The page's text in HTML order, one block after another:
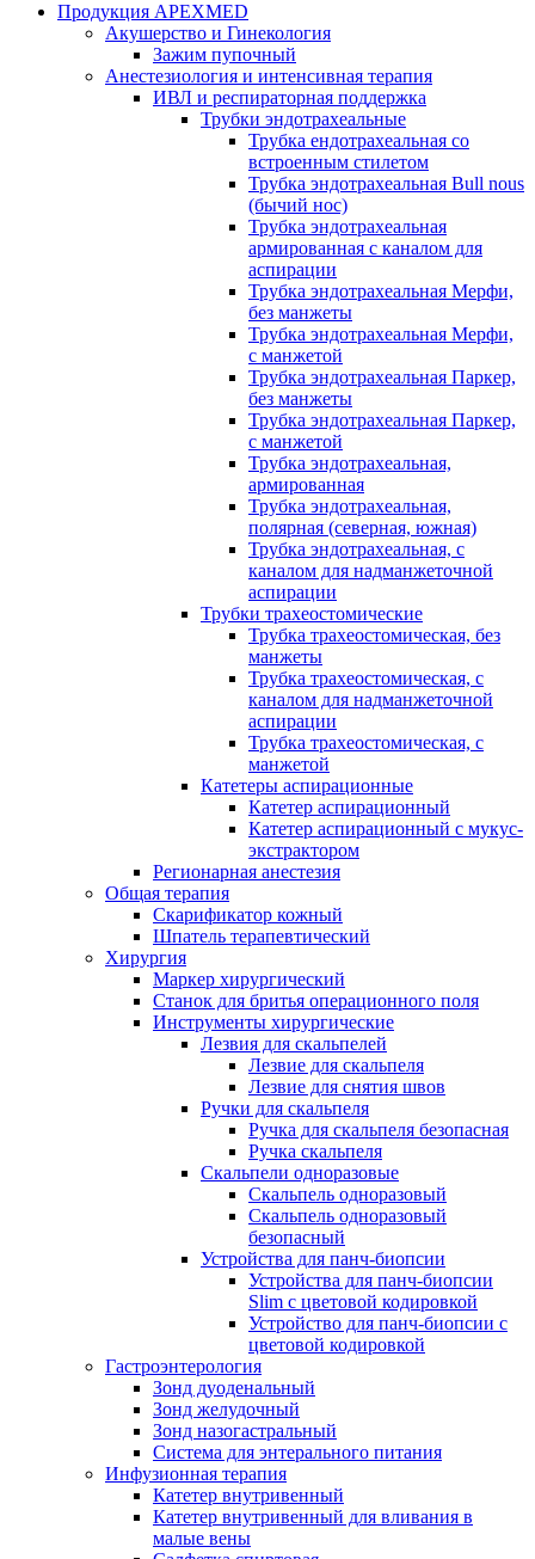
Продукция APEXMED
Акушерство и Гинекология
Зажим пупочный
Анестезиология и интенсивная терапия
ИВЛ и респираторная поддержка
Трубки эндотрахеальные
Трубка ендотрахеальная со
встроенным стилетом
Трубка эндотрахеальная Bull nous
(бычий нос)
Трубка эндотрахеальная
армированная с каналом для
аспирации
Трубка эндотрахеальная Мерфи,
без манжеты
Трубка эндотрахеальная Мерфи,
с манжетой
Трубка эндотрахеальная Паркер,
без манжеты
Трубка эндотрахеальная Паркер,
с манжетой
Трубка эндотрахеальная,
армированная
Трубка эндотрахеальная,
полярная (северная, южная)
Трубка эндотрахеальная, с
каналом для надманжеточной
аспирации
Трубки трахеостомические
Трубка трахеостомическая, без
манжеты
Трубка трахеостомическая, с
каналом для надманжеточной
аспирации
Трубка трахеостомическая, с
манжетой
Катетеры аспирационные
Катетер аспирационный
Катетер аспирационный с мукус-
экстрактором
Регионарная анестезия
Общая терапия
Скарификатор кожный
Шпатель терапевтический
Хирургия
Маркер хирургический
Станок для бритья операционного поля
Инструменты хирургические
Лезвия для скальпелей
Лезвие для скальпеля
Лезвие для снятия швов
Ручки для скальпеля
Ручка для скальпеля безопасная
Ручка скальпеля
Скальпели одноразовые
Скальпель одноразовый
Скальпель одноразовый
безопасный
Устройства для панч-биопсии
Устройства для панч-биопсии
Slim с цветовой кодировкой
Устройство для панч-биопсии с
цветовой кодировкой
Гастроэнтерология
Зонд дуоденальный
Зонд желудочный
Зонд назогастральный
Система для энтерального питания
Инфузионная терапия
Катетер внутривенный
Катетер внутривенный для вливания в
малые вены